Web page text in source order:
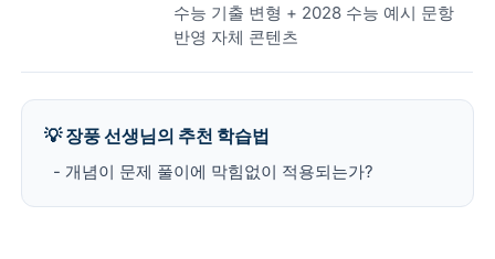
수능 기출 변형 + 2028 수능 예시 문항
반영 자체 콘텐츠
💡 장풍 선생님의 추천 학습법
- 개념이 문제 풀이에 막힘없이 적용되는가?